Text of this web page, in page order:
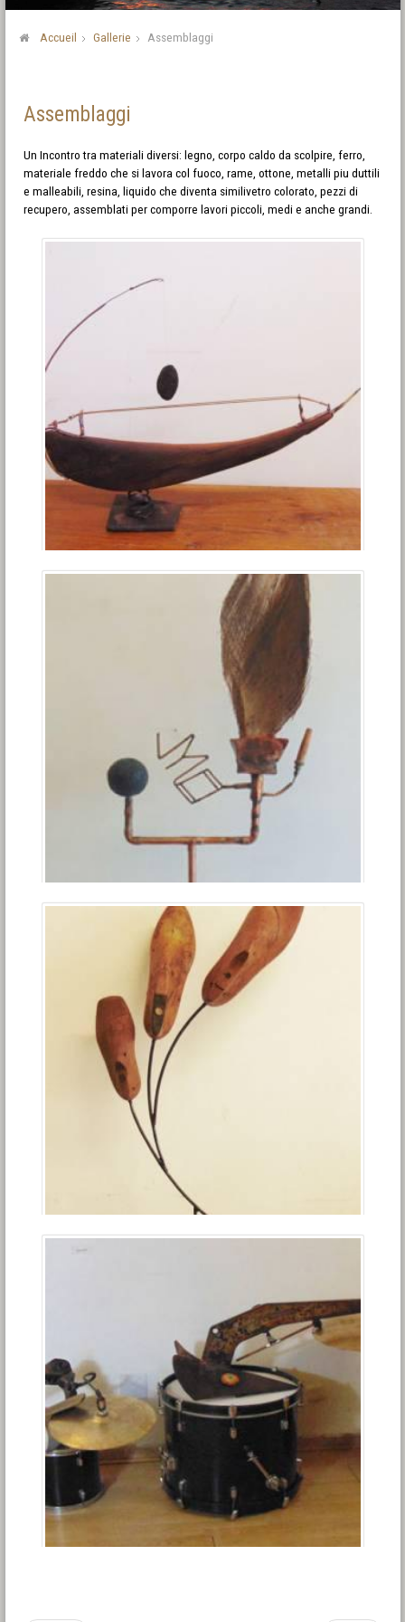
Accueil Gallerie Assemblaggi
Assemblaggi
Un Incontro tra materiali diversi: legno, corpo caldo da scolpire, ferro,
materiale freddo che si lavora col fuoco, rame, ottone, metalli piu duttili
e malleabili, resina, liquido che diventa similivetro colorato, pezzi di
recupero, assemblati per comporre lavori piccoli, medi e anche grandi.